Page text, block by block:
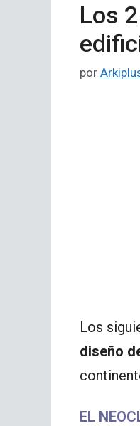
Los
por
Los
diseño
EL